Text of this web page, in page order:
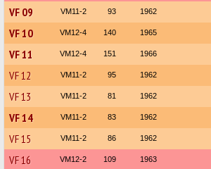
VF 09 VM11-2 93 1962
VF 10 VM12-4 140 1965
VF 11 VM12-4 151 1966
VF 12 VM11-2 95 1962
VF 13 VM11-2 81 1962
VF 14 VM11-2 83 1962
VF 15 VM11-2 86 1962
VF 16 VM12-2 109 1963